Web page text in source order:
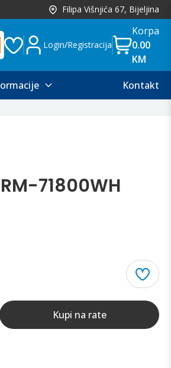
Filipa Višnjića 67, Bijeljina
Login/Registracija
Korpa
0.00
KM
Kontakt
71800WH
Kupi na rate